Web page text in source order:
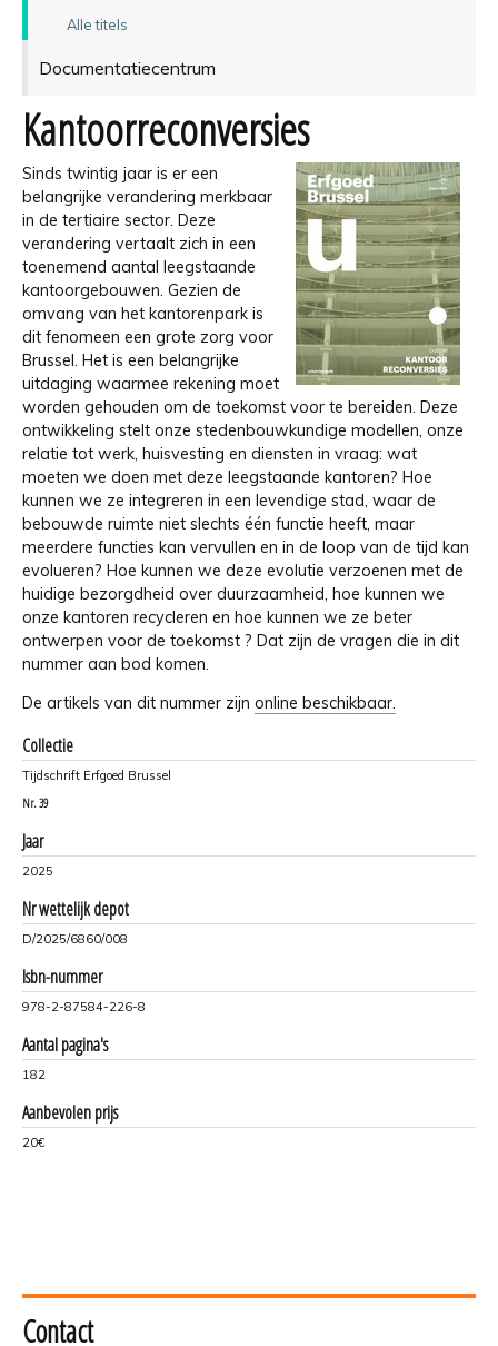
Alle titels
Documentatiecentrum
Kantoorreconversies
Sinds twintig jaar is er een
belangrijke verandering merkbaar
in de tertiaire sector. Deze
verandering vertaalt zich in een
toenemend aantal leegstaande
kantoorgebouwen. Gezien de
omvang van het kantorenpark is
dit fenomeen een grote zorg voor
Brussel. Het is een belangrijke
uitdaging waarmee rekening moet
worden gehouden om de toekomst voor te bereiden. Deze
ontwikkeling stelt onze stedenbouwkundige modellen, onze
relatie tot werk, huisvesting en diensten in vraag: wat
moeten we doen met deze leegstaande kantoren? Hoe
kunnen we ze integreren in een levendige stad, waar de
bebouwde ruimte niet slechts één functie heeft, maar
meerdere functies kan vervullen en in de loop van de tijd kan
evolueren? Hoe kunnen we deze evolutie verzoenen met de
huidige bezorgdheid over duurzaamheid, hoe kunnen we
onze kantoren recycleren en hoe kunnen we ze beter
ontwerpen voor de toekomst ? Dat zijn de vragen die in dit
nummer aan bod komen.
De artikels van dit nummer zijn online beschikbaar.
Collectie
Tijdschrift Erfgoed Brussel
Nr. 39
Jaar
2025
Nr wettelijk depot
D/2025/6860/008
Isbn-nummer
978-2-87584-226-8
Aantal pagina's
182
Aanbevolen prijs
20€
Contact